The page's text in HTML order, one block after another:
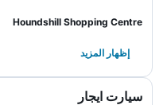
Houndshill Shopping Centre
إظهار المزيد
سيارت ايجار